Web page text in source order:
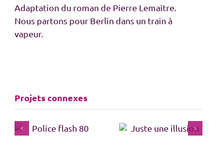
Adaptation du roman de Pierre Lemaître.
Nous partons pour Berlin dans un train à
vapeur.
Projets connexes